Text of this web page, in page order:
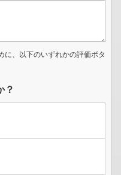
に、以下のいずれかの評価ボタ
？